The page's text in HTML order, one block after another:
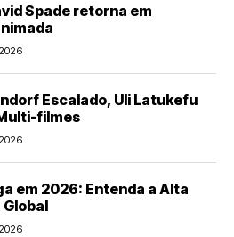
Spade retorna em
Escalado, Uli Latukefu
filmes
em 2026: Entenda a Alta